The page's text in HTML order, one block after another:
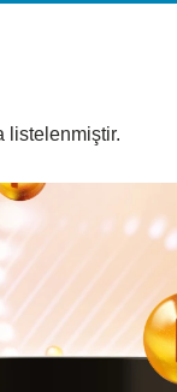
listelenmiştir.